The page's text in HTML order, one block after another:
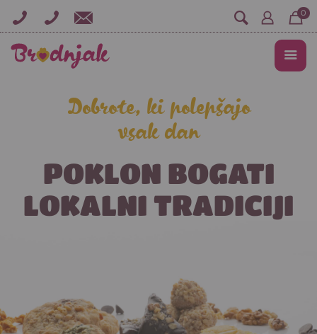
0
Dobrote, ki polepšajo
vsak dan
POKLON BOGATI
LOKALNI TRADICIJI